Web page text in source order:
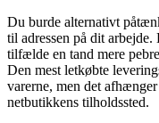
Du burde alternativt
til adressen på dit
tilfælde en tand mere
Den mest letkøbte
varerne, men det
netbutikkens tilholdssted.